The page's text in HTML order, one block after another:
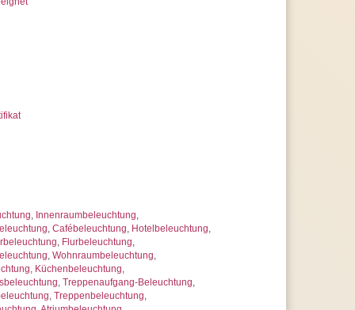
, Innenraumbeleuchtung,
, Cafébeleuchtung, Hotelbeleuchtung,
, Flurbeleuchtung,
, Wohnraumbeleuchtung,
, Küchenbeleuchtung,
, Treppenaufgang-Beleuchtung,
, Treppenbeleuchtung,